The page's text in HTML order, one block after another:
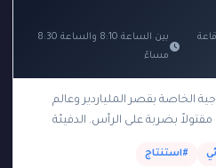
بين الساعة 8:10 والساعة 8:30
مساءً
الخاصة بقصر الملياردير وعالم
مقتولاً بضربة على الرأس. الدفيئة
#استنتاج